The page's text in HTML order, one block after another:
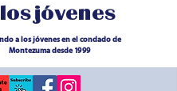
jóvenes
a los jóvenes en el condado de
Montezuma desde 1999